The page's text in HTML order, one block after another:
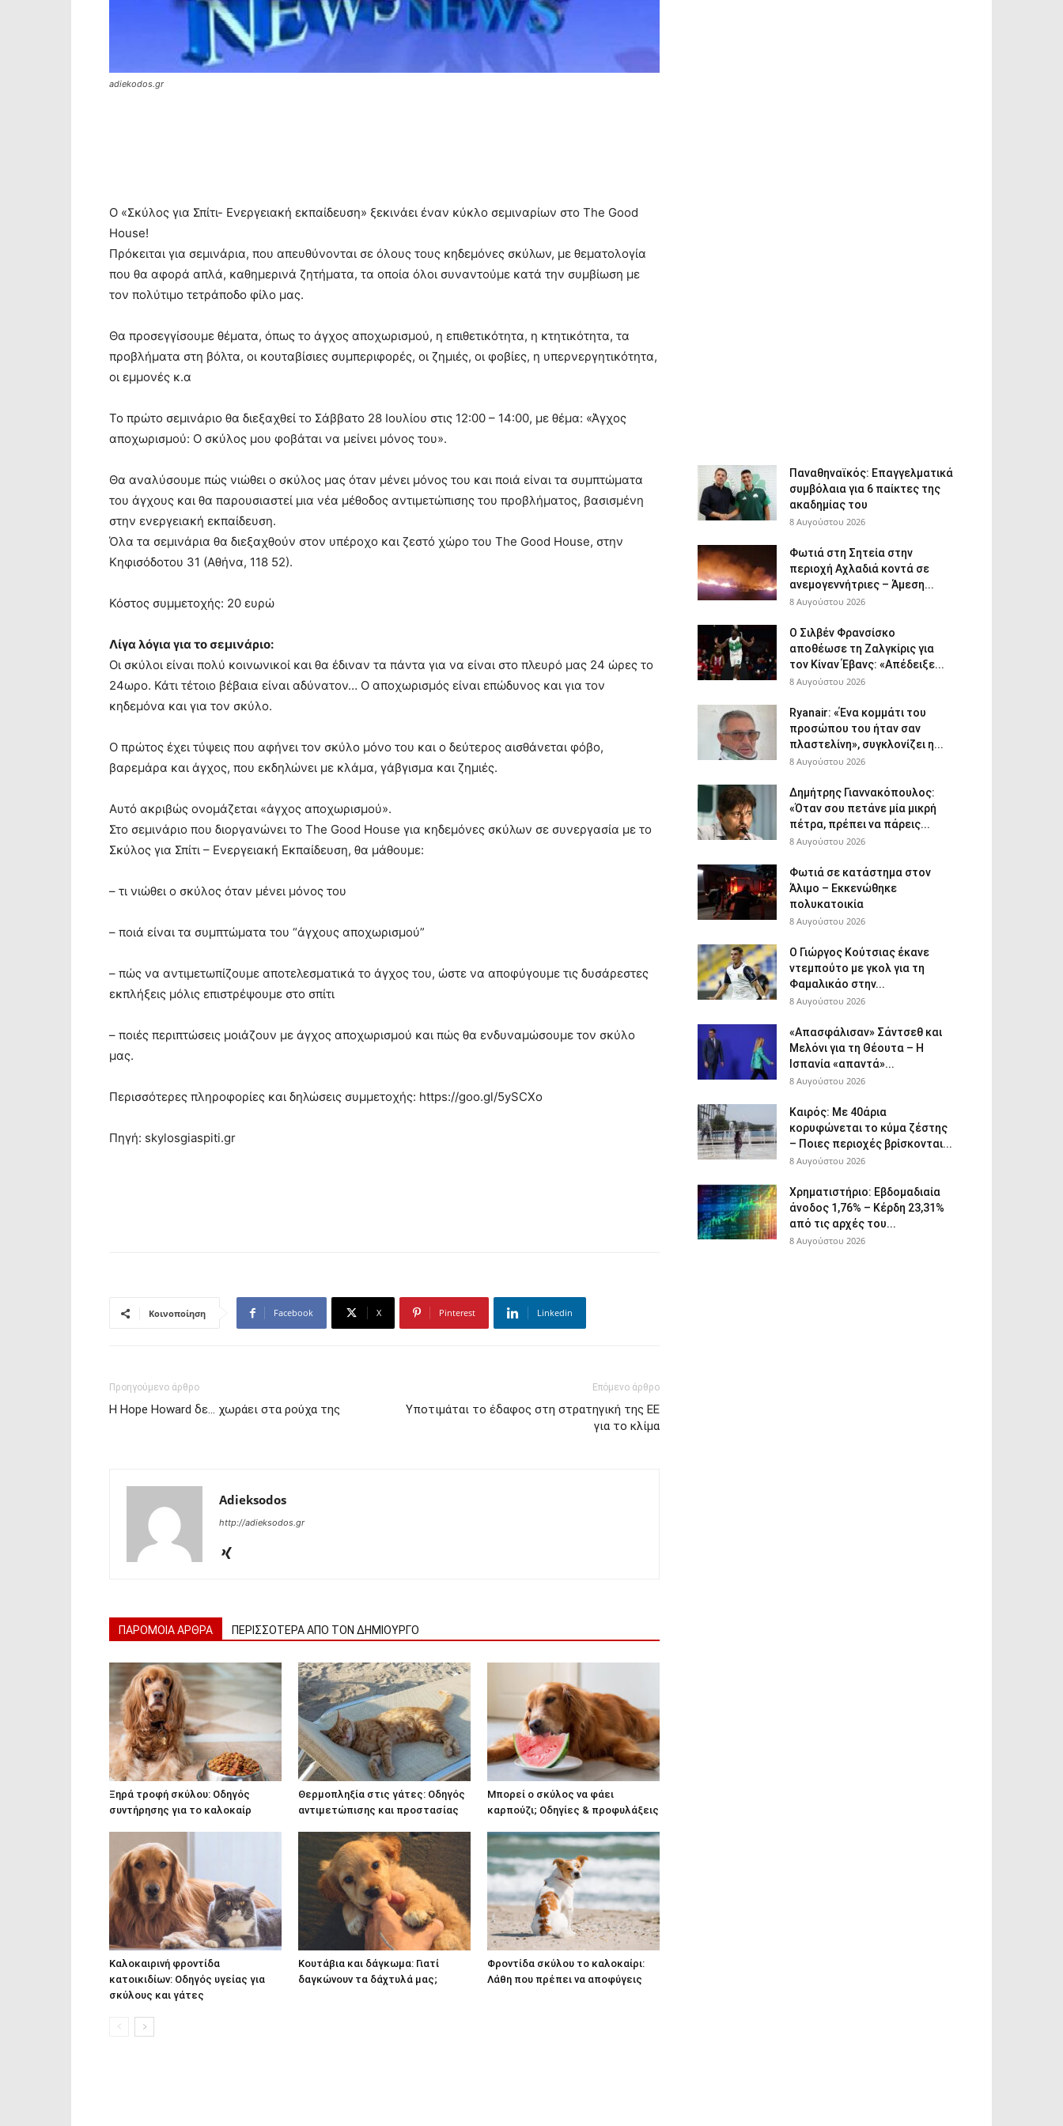
adiekodos.gr
Ο «Σκύλος για Σπίτι- Ενεργειακή εκπαίδευση» ξεκινάει έναν κύκλο σεμιναρίων στο The Good
House!
Πρόκειται για σεμινάρια, που απευθύνονται σε όλους τους κηδεμόνες σκύλων, με θεματολογία
που θα αφορά απλά, καθημερινά ζητήματα, τα οποία όλοι συναντούμε κατά την συμβίωση με
τον πολύτιμο τετράποδο φίλο μας.
Θα προσεγγίσουμε θέματα, όπως το άγχος αποχωρισμού, η επιθετικότητα, η κτητικότητα, τα
προβλήματα στη βόλτα, οι κουταβίσιες συμπεριφορές, οι ζημιές, οι φοβίες, η υπερνεργητικότητα,
οι εμμονές κ.α
Το πρώτο σεμινάριο θα διεξαχθεί το Σάββατο 28 Ιουλίου στις 12:00 – 14:00, με θέμα: «Άγχος
αποχωρισμού: Ο σκύλος μου φοβάται να μείνει μόνος του».
Θα αναλύσουμε πώς νιώθει ο σκύλος μας όταν μένει μόνος του και ποιά είναι τα συμπτώματα
του άγχους και θα παρουσιαστεί μια νέα μέθοδος αντιμετώπισης του προβλήματος, βασισμένη
στην ενεργειακή εκπαίδευση.
Όλα τα σεμινάρια θα διεξαχθούν στον υπέροχο και ζεστό χώρο του The Good House, στην
Κηφισόδοτου 31 (Αθήνα, 118 52).
Κόστος συμμετοχής: 20 ευρώ
Λίγα λόγια για το σεμινάριο:
Οι σκύλοι είναι πολύ κοινωνικοί και θα έδιναν τα πάντα για να είναι στο πλευρό μας 24 ώρες το
24ωρο. Κάτι τέτοιο βέβαια είναι αδύνατον… Ο αποχωρισμός είναι επώδυνος και για τον
κηδεμόνα και για τον σκύλο.
Ο πρώτος έχει τύψεις που αφήνει τον σκύλο μόνο του και ο δεύτερος αισθάνεται φόβο,
βαρεμάρα και άγχος, που εκδηλώνει με κλάμα, γάβγισμα και ζημιές.
Αυτό ακριβώς ονομάζεται «άγχος αποχωρισμού».
Στο σεμινάριο που διοργανώνει το The Good House για κηδεμόνες σκύλων σε συνεργασία με το
Σκύλος για Σπίτι – Ενεργειακή Εκπαίδευση, θα μάθουμε:
– τι νιώθει ο σκύλος όταν μένει μόνος του
– ποιά είναι τα συμπτώματα του “άγχους αποχωρισμού”
– πώς να αντιμετωπίζουμε αποτελεσματικά το άγχος του, ώστε να αποφύγουμε τις δυσάρεστες
εκπλήξεις μόλις επιστρέψουμε στο σπίτι
– ποιές περιπτώσεις μοιάζουν με άγχος αποχωρισμού και πώς θα ενδυναμώσουμε τον σκύλο
μας.
Περισσότερες πληροφορίες και δηλώσεις συμμετοχής: https://goo.gl/5ySCXo
Πηγή: skylosgiaspiti.gr
Κοινοποίηση Facebook X Pinterest Linkedin
Προηγούμενο άρθρο
Η Hope Howard δε… χωράει στα ρούχα της
Επόμενο άρθρο
Yποτιμάται το έδαφος στη στρατηγική της ΕΕ
για το κλίμα
Adieksodos
http://adieksodos.gr
ΠΑΡΟΜΟΙΑ ΑΡΘΡΑ ΠΕΡΙΣΣΟΤΕΡΑ ΑΠΟ ΤΟΝ ΔΗΜΙΟΥΡΓΟ
Ξηρά τροφή σκύλου: Οδηγός
συντήρησης για το καλοκαίρ
Θερμοπληξία στις γάτες: Οδηγός
αντιμετώπισης και προστασίας
Μπορεί ο σκύλος να φάει
καρπούζι; Οδηγίες & προφυλάξεις
Καλοκαιρινή φροντίδα
κατοικιδίων: Οδηγός υγείας για
σκύλους και γάτες
Κουτάβια και δάγκωμα: Γιατί
δαγκώνουν τα δάχτυλά μας;
Φροντίδα σκύλου το καλοκαίρι:
Λάθη που πρέπει να αποφύγεις
Παναθηναϊκός: Επαγγελματικά
συμβόλαια για 6 παίκτες της
ακαδημίας του
8 Αυγούστου 2026
Φωτιά στη Σητεία στην
περιοχή Αχλαδιά κοντά σε
ανεμογεννήτριες – Άμεση...
8 Αυγούστου 2026
Ο Σιλβέν Φρανσίσκο
αποθέωσε τη Ζαλγκίρις για
τον Κίναν Έβανς: «Απέδειξε...
8 Αυγούστου 2026
Ryanair: «Ένα κομμάτι του
προσώπου του ήταν σαν
πλαστελίνη», συγκλονίζει η...
8 Αυγούστου 2026
Δημήτρης Γιαννακόπουλος:
«Όταν σου πετάνε μία μικρή
πέτρα, πρέπει να πάρεις...
8 Αυγούστου 2026
Φωτιά σε κατάστημα στον
Άλιμο – Εκκενώθηκε
πολυκατοικία
8 Αυγούστου 2026
Ο Γιώργος Κούτσιας έκανε
ντεμπούτο με γκολ για τη
Φαμαλικάο στην...
8 Αυγούστου 2026
«Απασφάλισαν» Σάντσεθ και
Μελόνι για τη Θέουτα – Η
Ισπανία «απαντά»...
8 Αυγούστου 2026
Καιρός: Με 40άρια
κορυφώνεται το κύμα ζέστης
– Ποιες περιοχές βρίσκονται...
8 Αυγούστου 2026
Χρηματιστήριο: Εβδομαδιαία
άνοδος 1,76% – Κέρδη 23,31%
από τις αρχές του...
8 Αυγούστου 2026